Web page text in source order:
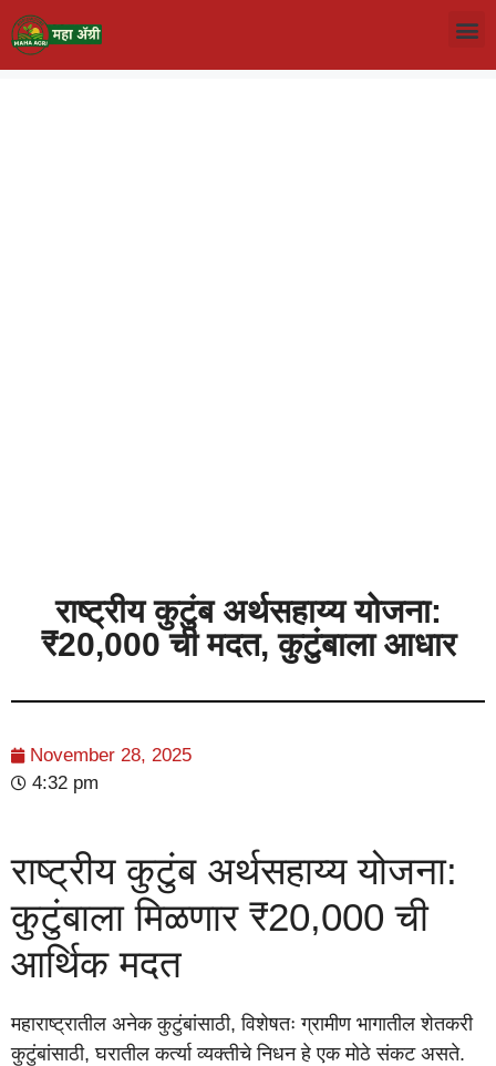
राष्ट्रीय कुटुंब अर्थसहाय्य योजना:
₹20,000 ची मदत, कुटुंबाला आधार
November 28, 2025
4:32 pm
राष्ट्रीय कुटुंब अर्थसहाय्य योजना:
कुटुंबाला मिळणार ₹20,000 ची
आर्थिक मदत
महाराष्ट्रातील अनेक कुटुंबांसाठी, विशेषतः ग्रामीण भागातील शेतकरी
कुटुंबांसाठी, घरातील कर्त्या व्यक्तीचे निधन हे एक मोठे संकट असते.